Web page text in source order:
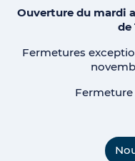
Ouverture du mardi
de
Fermetures
Fermeture